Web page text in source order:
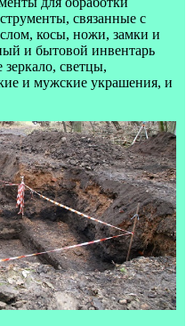
связанные с
косы, ножи, замки и
и бытовой инвентарь
зеркало, светцы,
и мужские украшения, и